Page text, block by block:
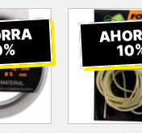
El
precio
actual
es:
€10,79.